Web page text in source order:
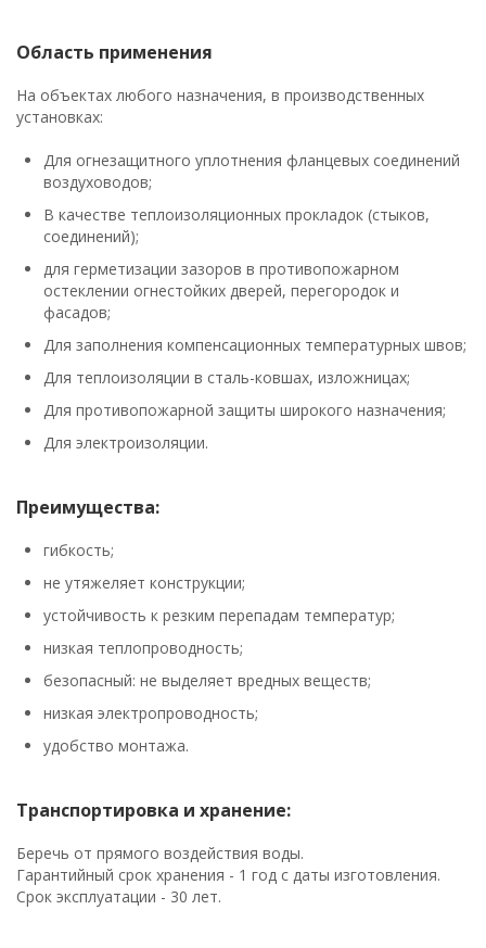
Область применения
На объектах любого назначения, в производственных
установках:
Для огнезащитного уплотнения фланцевых соединений
воздуховодов;
В качестве теплоизоляционных прокладок (стыков,
соединений);
для герметизации зазоров в противопожарном
остеклении огнестойких дверей, перегородок и
фасадов;
Для заполнения компенсационных температурных швов;
Для теплоизоляции в сталь-ковшах, изложницах;
Для противопожарной защиты широкого назначения;
Для электроизоляции.
Преимущества:
гибкость;
не утяжеляет конструкции;
устойчивость к резким перепадам температур;
низкая теплопроводность;
безопасный: не выделяет вредных веществ;
низкая электропроводность;
удобство монтажа.
Транспортировка и хранение:
Беречь от прямого воздействия воды.
Гарантийный срок хранения - 1 год с даты изготовления.
Срок эксплуатации - 30 лет.